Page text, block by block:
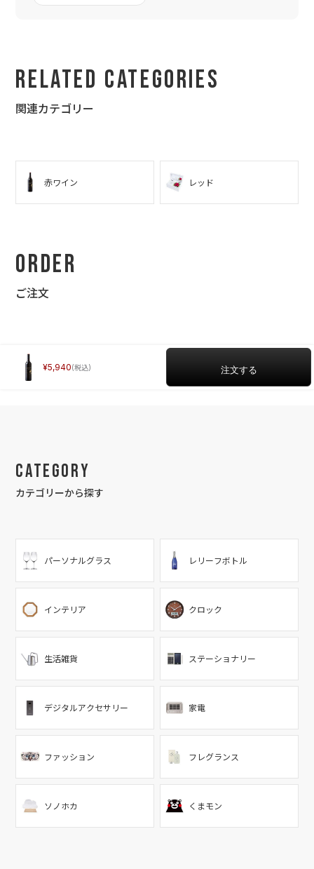
一周年+入籍が決まった大事な友へ
☆ブルートレゼルヴァ エレダード : 高校時代のクラブ仲間の結婚
式の2次会のサプライズプレゼントで
昨日の2次会で渡しました。ボトル自体も可愛いく、みんなの前
しくお願いします。
Related Categories
関連カテゴリー
赤ワイン レッド
Order
ご注文
5,940
Category
カテゴリーから探す
パーソナルグラス レリーフボトル
インテリア クロック
生活雑貨 ステーショナリー
デジタルアクセサリー 家電
ファッション フレグランス
ソノホカ くまモン